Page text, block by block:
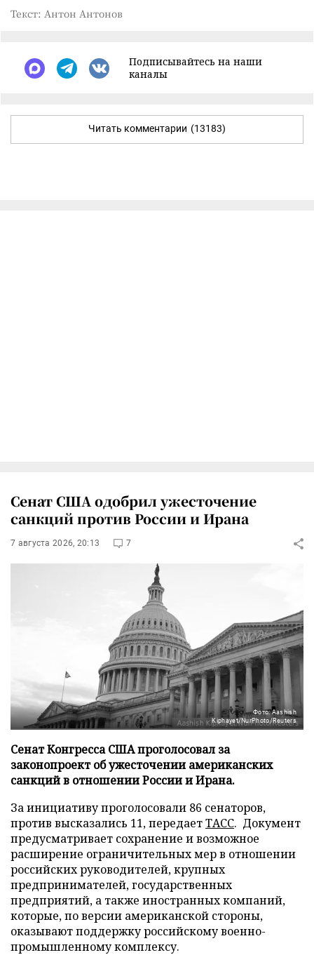
Текст: Антон Антонов
Подписывайтесь на наши
каналы
Читать комментарии (13183)
Сенат США одобрил ужесточение
санкций против России и Ирана
7 августа 2026, 20:13 7
Фото: Aashish
Kiphayet/NurPhoto/Reuters
Сенат Конгресса США проголосовал за
законопроект об ужесточении американских
санкций в отношении России и Ирана.
За инициативу проголосовали 86 сенаторов,
против высказались 11, передаетТАСС. Документ
предусматривает сохранение и возможное
расширение ограничительных мер в отношении
российских руководителей, крупных
предпринимателей, государственных
предприятий, а также иностранных компаний,
которые, по версии американской стороны,
оказывают поддержку российскому военно-
промышленному комплексу.